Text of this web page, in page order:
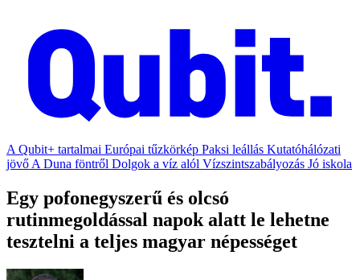
A Qubit+ tartalmai Európai tűzkörkép Paksi leállás Kutatóhálózati
jövő A Duna föntről Dolgok a víz alól Vízszintszabályozás Jó iskola
Egy pofonegyszerű és olcsó
rutinmegoldással napok alatt le lehetne
tesztelni a teljes magyar népességet